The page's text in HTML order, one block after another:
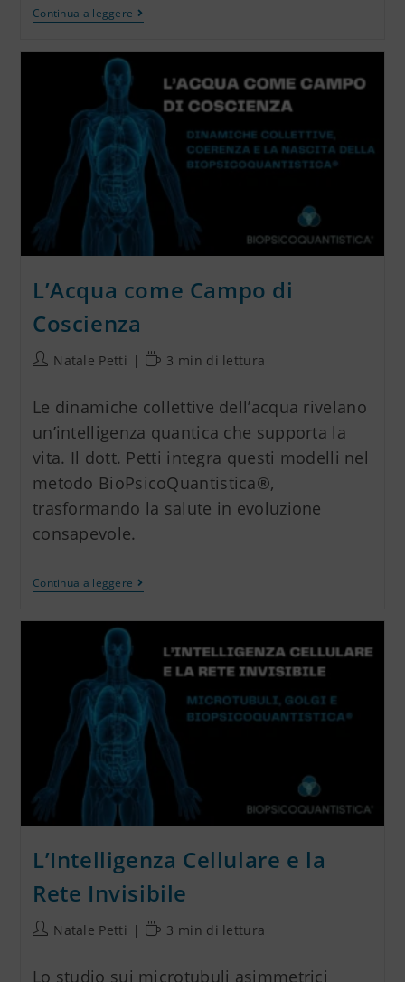
Continua a leggere
L’Acqua come Campo di
Coscienza
Natale Petti 3 min di lettura
Le dinamiche collettive dell’acqua rivelano
un’intelligenza quantica che supporta la
vita. Il dott. Petti integra questi modelli nel
metodo BioPsicoQuantistica®,
trasformando la salute in evoluzione
consapevole.
Continua a leggere
L’Intelligenza Cellulare e la
Rete Invisibile
Natale Petti 3 min di lettura
Lo studio sui microtubuli asimmetrici